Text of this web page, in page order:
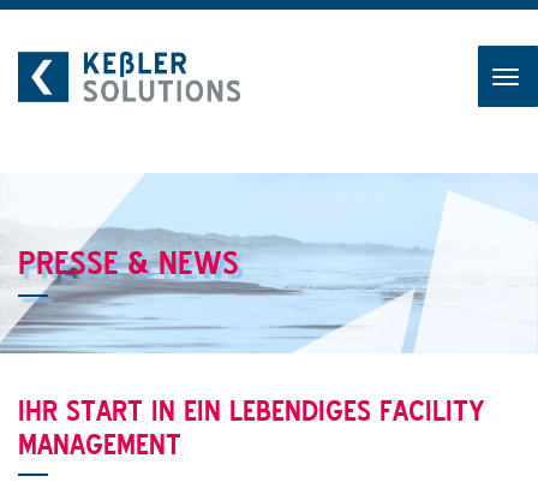
PRESSE & NEWS
IHR START IN EIN LEBENDIGES FACILITY
MANAGEMENT